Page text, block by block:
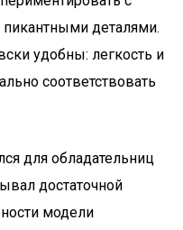
деталями.
удобны: легкость и
соответствовать
для обладательниц
достаточной
модели